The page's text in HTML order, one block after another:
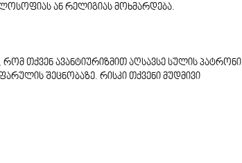
ან რელიგიას მოხმარდება.
თქვენ ავანტიურიზმით აღსავსე სულის პატრონი
შეცნობაზე. რისკი თქვენი მუდმივი